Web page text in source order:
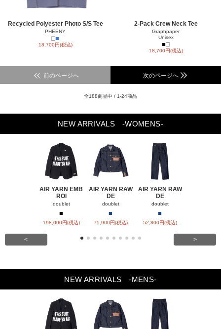
Recycled Polyester Photo S/S Tee
PHEENY
□■
18,700円(税込)
2-Pack Crew Neck Tee
Graphpaper
Unisex
■□
18,700円(税込)
前のページへ 次のページへ
全188商品中 / 1-24商品
NEW ARRIVALS -WOMENS-
AIR YARN EMB
ROI
doublet
■
198,000円(税込)
AIR YARN RAW
DE
doublet
■
75,900円(税込)
AIR YARN RAW
DE
doublet
■
52,800円(税込)
< >
NEW ARRIVALS -MENS-